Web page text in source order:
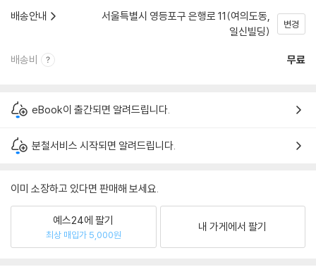
배송안내
서울특별시 영등포구 은행로 11(여의도동,
일신빌딩)
변경
배송비 무료
eBook이 출간되면 알려드립니다.
분철서비스 시작되면 알려드립니다.
이미 소장하고 있다면 판매해 보세요.
예스24에 팔기
최상 매입가 5,000원
내 가게에서 팔기